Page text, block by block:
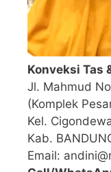
Konveksi Tas
Jl. Mahmud
(Komplek
Kel.
Kab.
Email: